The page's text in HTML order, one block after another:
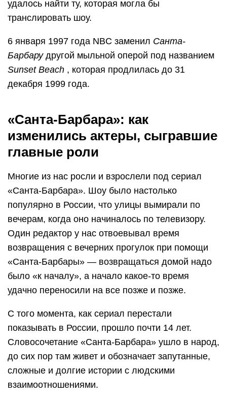
удалось найти ту, которая могла бы
транслировать шоу.
6 января 1997 года NBC заменил Санта-
Барбарудругой мыльной оперой под названием
Sunset Beach , которая продлилась до 31
декабря 1999 года.
«Санта-Барбара»: как
изменились актеры, сыгравшие
главные роли
Многие из нас росли и взрослели под сериал
«Санта-Барбара». Шоу было настолько
популярно в России, что улицы вымирали по
вечерам, когда оно начиналось по телевизору.
Один редактор у нас отвоевывал время
возвращения с вечерних прогулок при помощи
«Санта-Барбары» — возвращаться домой надо
было «к началу», а начало какое-то время
удачно переносили на все позже и позже.
С того момента, как сериал перестали
показывать в России, прошло почти 14 лет.
Словосочетание «Санта-Барбара» ушло в народ,
до сих пор там живет и обозначает запутанные,
сложные и долгие истории с людскими
взаимоотношениями.